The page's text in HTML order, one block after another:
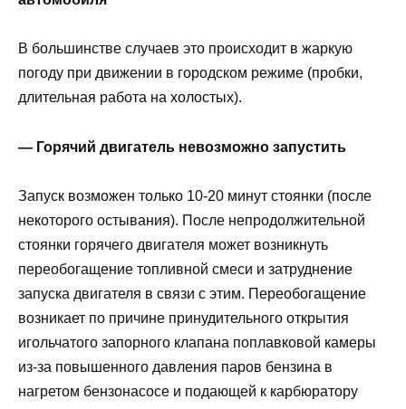
В большинстве случаев это происходит в жаркую
погоду при движении в городском режиме (пробки,
длительная работа на холостых).
— Горячий двигатель невозможно запустить
Запуск возможен только 10-20 минут стоянки (после
некоторого остывания). После непродолжительной
стоянки горячего двигателя может возникнуть
переобогащение топливной смеси и затруднение
запуска двигателя в связи с этим. Переобогащение
возникает по причине принудительного открытия
игольчатого запорного клапана поплавковой камеры
из-за повышенного давления паров бензина в
нагретом бензонасосе и подающей к карбюратору